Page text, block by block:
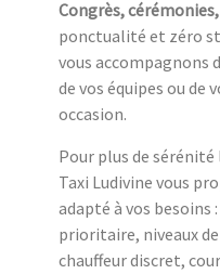
Congrès,
ponctualité et zéro
vous accompagnons
de vos équipes ou de
occasion.
Pour plus de
Taxi Ludivine vous
adapté à vos besoins
prioritaire, niveaux
chauffeur discret,